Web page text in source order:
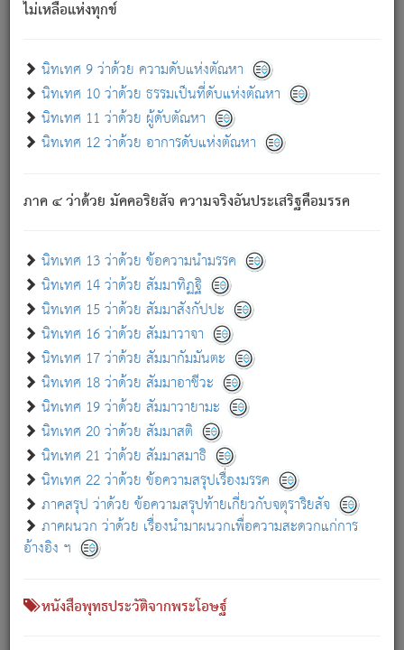
ไม่เหลือแห่งทุกข์
นิทเทศ 9 ว่าด้วย ความดับแห่งตัณหา
นิทเทศ 10 ว่าด้วย ธรรมเป็นที่ดับแห่งตัณหา
นิทเทศ 11 ว่าด้วย ผู้ดับตัณหา
นิทเทศ 12 ว่าด้วย อาการดับแห่งตัณหา
ภาค ๔ ว่าด้วย มัคคอริยสัจ ความจริงอันประเสริฐคือมรรค
นิทเทศ 13 ว่าด้วย ข้อความนำมรรค
นิทเทศ 14 ว่าด้วย สัมมาทิฏฐิ
นิทเทศ 15 ว่าด้วย สัมมาสังกัปปะ
นิทเทศ 16 ว่าด้วย สัมมาวาจา
นิทเทศ 17 ว่าด้วย สัมมากัมมันตะ
นิทเทศ 18 ว่าด้วย สัมมาอาชีวะ
นิทเทศ 19 ว่าด้วย สัมมาวายามะ
นิทเทศ 20 ว่าด้วย สัมมาสติ
นิทเทศ 21 ว่าด้วย สัมมาสมาธิ
นิทเทศ 22 ว่าด้วย ข้อความสรุปเรื่องมรรค
ภาคสรุป ว่าด้วย ข้อความสรุปท้ายเกี่ยวกับจตุราริยสัจ
ภาคผนวก ว่าด้วย เรื่องนำมาผนวกเพื่อความสะดวกแก่การ
อ้างอิง ฯ
หนังสือพุทธประวัติจากพระโอษฐ์
ภพทั้งหลายทั้งปวงได้แล้ว เป็นผู้คงที่ (คือไม่เปลี่ยนแปลงอีกต่อ
- อุ.ขุ. ๒๕/๑๒๑/๘๔.
(ข้อความนี้ เป็นพระพุทธอุทานที่ทรงเปล่งออก ที่โคนต้นโพธิ์
เป็นที่ตรัสรู้ เมื่อตรัสรู้แล้วได้ 7 วัน)
เกี่ยวกับธรรมโฆษณ์ออนไลน์ (Disclaimer)
แม้ระบบ "ธรรมโฆษณ์ออนไลน์" พยายามปรับปรุงข้อมูลให้ถูกต้องมากที่สุด
ผู้ศึกษาก็พึงตรวจสอบกับตัวเล่มหนังสือต้นฉบับ ที่มีการพิมพ์ครั้งล่าสุด
ก่อนนำข้อมูลไปใช้ในการอ้างอิง"
เกี่ยวกับอัตถจารี|เกี่ยวกับการพัฒนา|แจ้งข้อผิดพลาด / แนะนำ
หนังสือที่เกี่ยวข้อง